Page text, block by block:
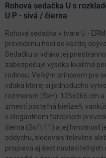
Rohová sedačka U s
U P - sivá / čierna
Rohová sedačka v tvare U -
prevedeniu hodí do každej
Sedačku si vďaka jej
zabezpečuje vysoko kvalitná
rodinou. Veľkým prínosom pre
vďaka ktorej si jednoducho
rozmerom (ŠxH): 125x265 cm
zmestí posteľná bielizeň,
v elegantnom farebnom
čierna (Soft 11) a jej hmotnosť
oddychu, sledovaní televízie
prispieva aj šesť nastaviteľných